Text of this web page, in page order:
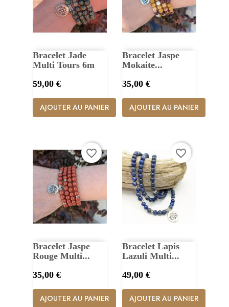
Bracelet Jade
Multi Tours 6m
Prix
59,00 €
AJOUTER AU PANIER
Bracelet Jaspe
Mokaite...
Prix
35,00 €
AJOUTER AU PANIER
Bracelet Jaspe
Rouge Multi...
Prix
35,00 €
AJOUTER AU PANIER
favorite_border
Bracelet Lapis
Lazuli Multi...
Prix
49,00 €
AJOUTER AU PANIER
favorite_border